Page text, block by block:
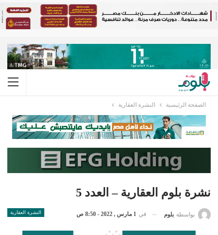
الصفحة الرئيسية النشرة العقارية
نشرة بلوم العقارية – العدد 5
النشرة العقارية بواسطة بلوم في 1 مارس , 2022 - 8:50 ص